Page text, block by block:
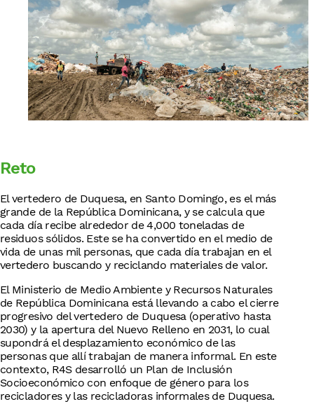
Reto
El vertedero de Duquesa, en Santo Domingo, es el más
grande de la República Dominicana, y se calcula que
cada día recibe alrededor de 4,000 toneladas de
residuos sólidos. Este se ha convertido en el medio de
vida de unas mil personas, que cada día trabajan en el
vertedero buscando y reciclando materiales de valor.
El Ministerio de Medio Ambiente y Recursos Naturales
de República Dominicana está llevando a cabo el cierre
progresivo del vertedero de Duquesa (operativo hasta
2030) y la apertura del Nuevo Relleno en 2031, lo cual
supondrá el desplazamiento económico de las
personas que allí trabajan de manera informal. En este
contexto, R4S desarrolló un Plan de Inclusión
Socioeconómico con enfoque de género para los
recicladores y las recicladoras informales de Duquesa.​